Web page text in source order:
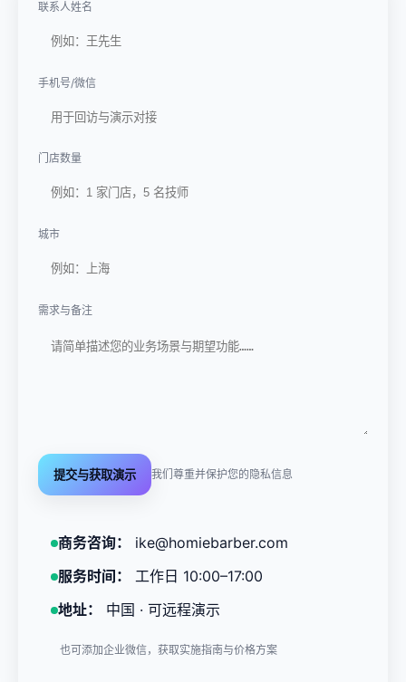
联系人姓名
手机号/微信
门店数量
城市
需求与备注
提交与获取演示 我们尊重并保护您的隐私信息
商务咨询：
ike@homiebarber.com
服务时间：
工作日 10:00–17:00
地址：
中国 · 可远程演示
也可添加企业微信，获取实施指南与价格方案